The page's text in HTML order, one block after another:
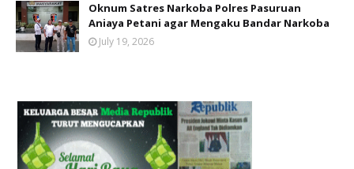
Oknum Satres Narkoba Polres Pasuruan
Aniaya Petani agar Mengaku Bandar Narkoba
July 19, 2026